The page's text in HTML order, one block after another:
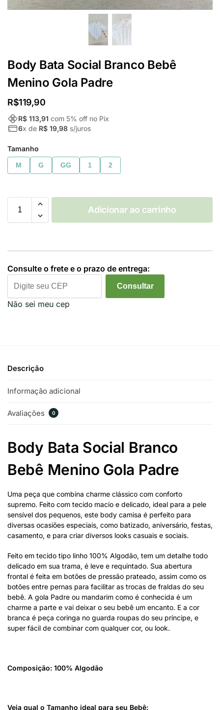
Body Bata Social Branco Bebê
Menino Gola Padre
R$119,90
R$ 113,91 com 5% off no Pix
6x de R$ 19,98 s/juros
Tamanho
M G GG 1 2
Adicionar ao carrinho
Consulte o frete e o prazo de entrega:
Consultar
Não sei meu cep
Descrição
Informação adicional
Avaliações 0
Body Bata Social Branco
Bebê Menino Gola Padre
Uma peça que combina charme clássico com conforto
supremo. Feito com tecido macio e delicado, ideal para a pele
sensível dos pequenos, este body camisa é perfeito para
diversas ocasiões especiais, como batizado, aniversário, festas,
casamento, e para criar diversos looks casuais e sociais.
Feito em tecido tipo linho 100% Algodão, tem um detalhe todo
delicado em sua trama, é leve e requintado. Sua abertura
frontal é feita em botões de pressão prateado, assim como os
botões entre pernas para facilitar as trocas de fraldas do seu
bebê. A gola Padre ou mandarim como é conhecida é um
charme a parte e vai deixar o seu bebê um encanto. E a cor
branca é peça coringa no guarda roupas do seu príncipe, e
super fácil de combinar com qualquer cor, ou look.
Composição: 100% Algodão
Veja qual o Tamanho ideal para seu Bebê: